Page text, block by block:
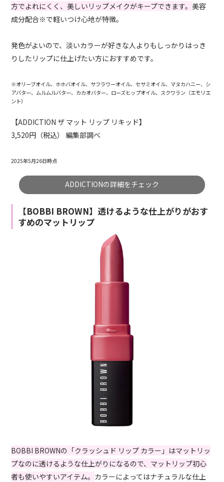
方でよれにくく、美しいリップメイクがキープできます。美容
成分配合※で軽いつけ心地が特徴。
発色がよいので、淡いカラーが好きな人よりもしっかりはっき
りしたリップに仕上げたい方におすすめです。
※オリーブオイル、ホホバオイル、サフラワーオイル、セサミオイル、マヌカハニー、シ
アバター、ムルムルバター、カカオバター、ローズヒップオイル、スクワラン（エモリエ
ント）
【ADDICTION ザ マット リップ リキッド】
3,520円（税込） 編集部調べ
2025年5月26日時点
ADDICTIONの詳細をチェック
【BOBBI BROWN】透けるような仕上がりがおす
すめのマットリップ
BOBBI BROWNの「クラッシュド リップ カラー」はマットリッ
プなのに透けるような仕上がりになるので、マットリップ初心
者も使いやすいアイテム。 カラーによってはナチュラルな仕上